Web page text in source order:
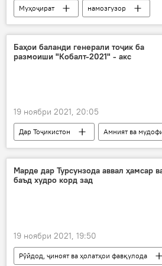
Муҳоҷират
намозгузор
мусулмонон
Дар Русия
Баҳои баланди генерали тоҷик ба
размоиши "Кобалт-2021" - акс
19 ноябри 2021, 20:05
Дар Тоҷикистон
Амният ва
СААД
машқҳои низомӣ
Марде дар Турсунзода аввал ҳамсар
баъд худро корд зад
19 ноябри 2021, 19:50
Рӯйдод, ҷиноят ва ҳолатҳои фавқулода